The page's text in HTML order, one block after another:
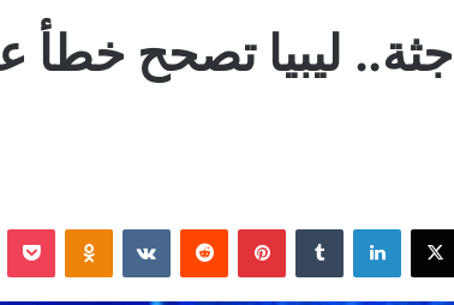
تم انتشال 3600 جثة.. ليبيا تصحح
‫X لينكدإن ‏Tumblr بينتيريست ‏Reddit
‏VKontakte
Odnoklassniki
‫Pocket